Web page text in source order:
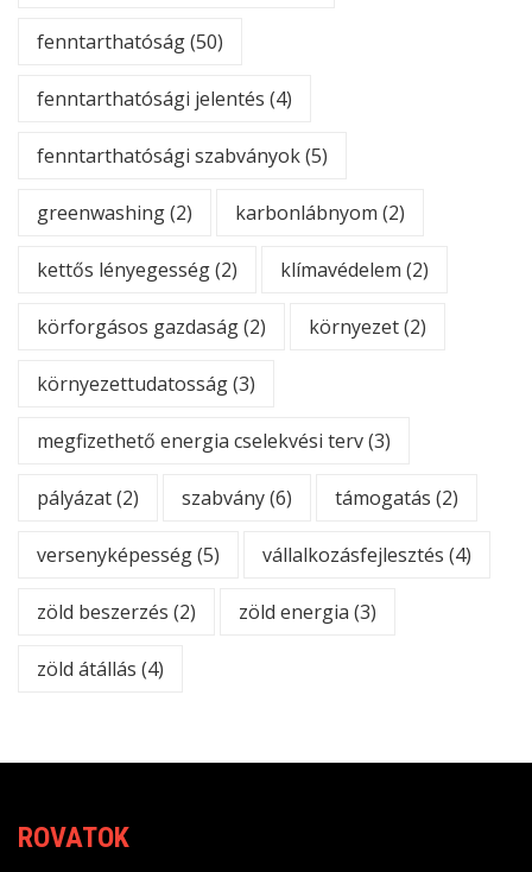
fenntarthatóság(50)
fenntarthatósági jelentés (4)
fenntarthatósági szabványok(5)
greenwashing(2) karbonlábnyom (2)
kettős lényegesség(2) klímavédelem (2)
körforgásos gazdaság(2) környezet(2)
környezettudatosság(3)
megfizethető energia cselekvési terv(3)
pályázat(2) szabvány(6) támogatás (2)
versenyképesség(5) vállalkozásfejlesztés (4)
zöld beszerzés (2) zöld energia (3)
zöld átállás (4)
ROVATOK